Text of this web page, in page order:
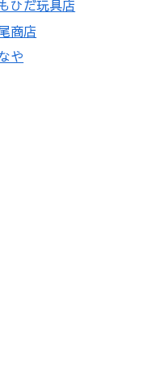
ひだ玩具店
商店
や